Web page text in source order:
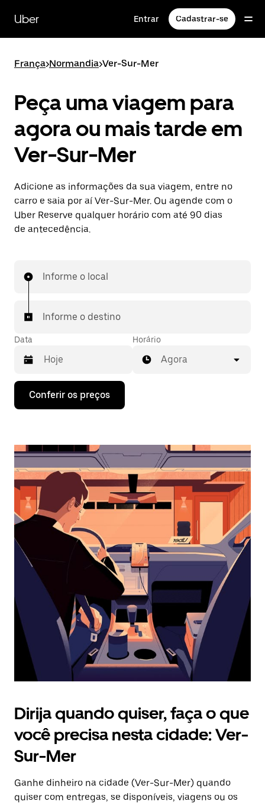
para
conteúdo
Uber Entrar Cadastrar-se
França>Normandia>Ver-Sur-Mer
Peça uma viagem para
agora ou mais tarde em
Ver-Sur-Mer
Adicione as informações da sua viagem, entre no
carro e saia por aí Ver-Sur-Mer. Ou agende com o
Uber Reserve qualquer horário com até 90 dias
de antecedência.
Informe o local
Informe o destino
Data
Pressione
seta
interagir
o
calendário
selecionar
uma
data.
Pressione
a
tecla
“ESC”
o
calendário.
Horário
Agora
Conferir os preços
Dirija quando quiser, faça o que
você precisa nesta cidade: Ver-
Sur-Mer
Ganhe dinheiro na cidade (Ver-Sur-Mer) quando
quiser com entregas, se disponíveis, viagens ou os